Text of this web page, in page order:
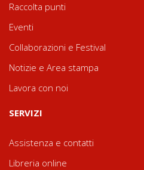
Raccolta punti
Eventi
Collaborazioni e Festival
Notizie e Area stampa
Lavora con noi
SERVIZI
Assistenza e contatti
Libreria online